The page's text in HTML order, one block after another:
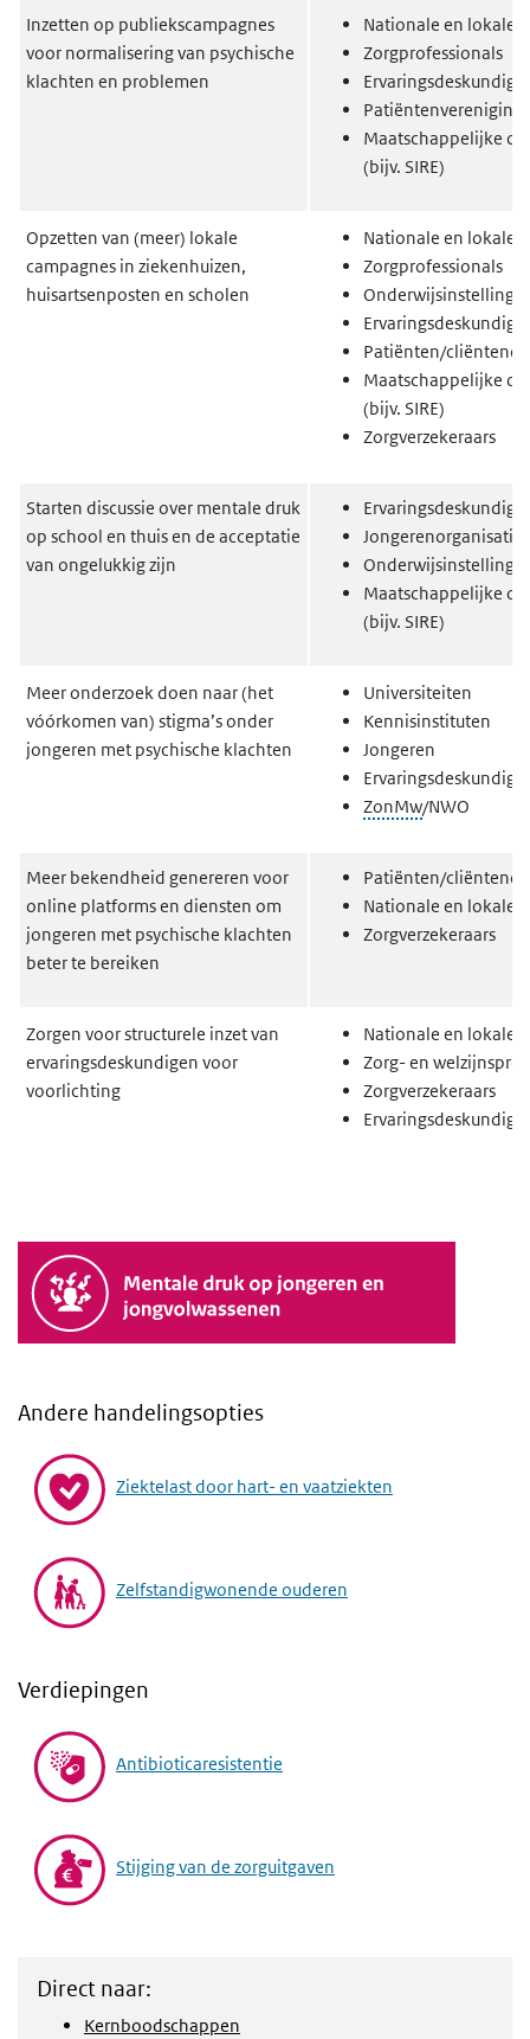
Inzetten op publiekscampagnes
voor normalisering van psychische
klachten en problemen
Nationale en lokale
Zorgprofessionals
Maatschappelijke
(bijv. SIRE)
Opzetten van (meer) lokale
campagnes in ziekenhuizen,
huisartsenposten en scholen
Nationale en lokale
Zorgprofessionals
Patiënten/
Maatschappelijke
(bijv. SIRE)
Zorgverzekeraars
Starten discussie over mentale druk
op school en thuis en de acceptatie
van ongelukkig zijn
Jongerenorganisaties
Maatschappelijke
(bijv. SIRE)
Meer onderzoek doen naar (het
vóórkomen van) stigma’s onder
jongeren met psychische klachten
Universiteiten
Kennisinstituten
Jongeren
ZonMw/NWO
Meer bekendheid genereren voor
online platforms en diensten om
jongeren met psychische klachten
beter te bereiken
Patiënten/
Nationale en lokale
Zorgverzekeraars
Zorgen voor structurele inzet van
ervaringsdeskundigen voor
voorlichting
Nationale en lokale
Zorg- en
Zorgverzekeraars
Andere handelingsopties
Ziektelast door hart- en vaatziekten
Zelfstandigwonende ouderen
Verdiepingen
Antibioticaresistentie
Stijging van de zorguitgaven
Direct naar:
Kernboodschappen